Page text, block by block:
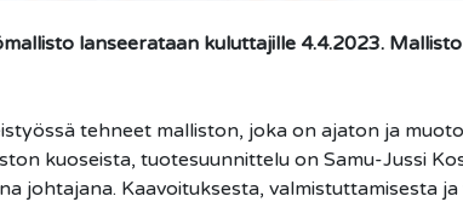
lanseerataan kuluttajille 4.4.2023.
tehneet malliston, joka on ajaton ja
kuoseista, tuotesuunnittelu on Samu-Jussi
johtajana. Kaavoituksesta, valmistuttamisesta